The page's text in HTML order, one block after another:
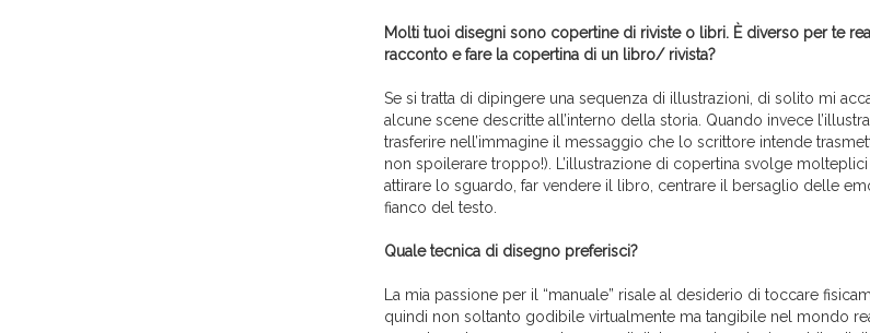
Molti tuoi disegni sono copertine di riviste o libri. È diverso per te
racconto e fare la copertina di un libro/ rivista?
Se si tratta di dipingere una sequenza di illustrazioni, di solito mi
alcune scene descritte all’interno della storia. Quando invece
trasferire nell’immagine il messaggio che lo scrittore intende
non spoilerare troppo!). L’illustrazione di copertina svolge
attirare lo sguardo, far vendere il libro, centrare il bersaglio delle
fianco del testo.
Quale tecnica di disegno preferisci?
La mia passione per il “manuale” risale al desiderio di toccare
quindi non soltanto godibile virtualmente ma tangibile nel mondo